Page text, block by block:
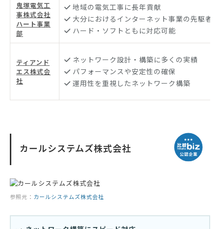
鬼塚電気工
事株式会社
ハート事業
部
地域の電気工事に長年貢献
大分におけるインターネット事業の先駆者
ハード・ソフトともに対応可能
ティアンド
エス株式会
社
ネットワーク設計・構築に多くの実績
パフォーマンスや安定性の確保
運用性を重視したネットワーク構築
カールシステムズ株式会社
参照元： カールシステムズ株式会社